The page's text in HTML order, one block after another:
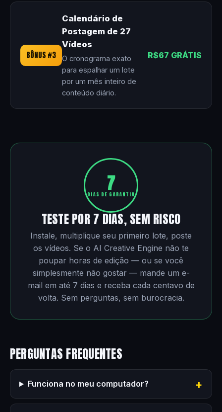
BÔNUS #3
Calendário de
Postagem de 27
Vídeos
O cronograma exato
para espalhar um lote
por um mês inteiro de
conteúdo diário.
R$67 GRÁTIS
7
DIAS DE GARANTIA
TESTE POR 7 DIAS, SEM RISCO
Instale, multiplique seu primeiro lote, poste
os vídeos. Se o AI Creative Engine não te
poupar horas de edição — ou se você
simplesmente não gostar — mande um e-
mail em até 7 dias e receba cada centavo de
volta. Sem perguntas, sem burocracia.
PERGUNTAS FREQUENTES
Funciona no meu computador?